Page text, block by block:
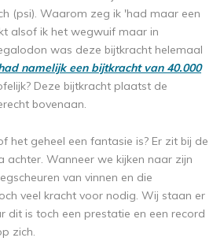
(psi). Waarom zeg ik 'had maar een
alsof ik het wegwuif maar in
was deze bijtkracht helemaal
namelijk een bijtkracht van 40.000
Deze bijtkracht plaatst de
bovenaan.
het geheel een fantasie is? Er zit bij de
achter. Wanneer we kijken naar zijn
van vinnen en die
veel kracht voor nodig. Wij staan er
dit is toch een prestatie en een record
zich.